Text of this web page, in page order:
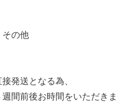
その他
発送となる為、
間前後お時間をいただきま